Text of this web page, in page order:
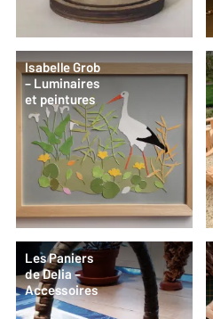
Isabelle Grob
– Luminaires
et peintures
Les Paniers
de Delia –
Accessoires